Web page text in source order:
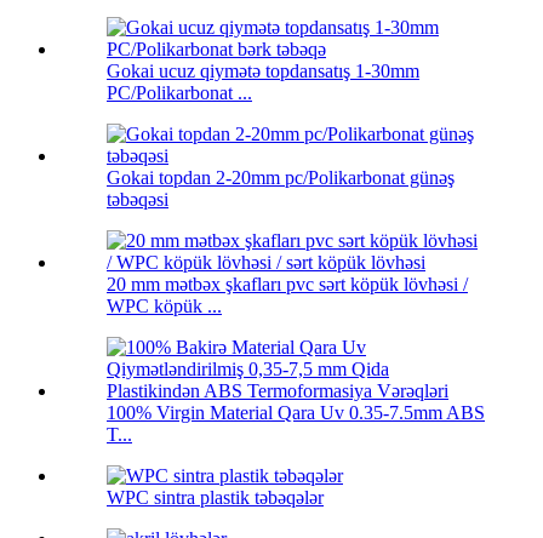
Gokai ucuz qiymətə topdansatış 1-30mm
PC/Polikarbonat ...
Gokai topdan 2-20mm pc/Polikarbonat günəş
təbəqəsi
20 mm mətbəx şkafları pvc sərt köpük lövhəsi /
WPC köpük ...
100% Virgin Material Qara Uv 0.35-7.5mm ABS
T...
WPC sintra plastik təbəqələr